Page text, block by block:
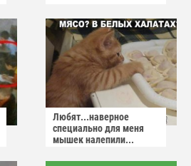
Любят...наверное
специально для меня
мышек налепили...